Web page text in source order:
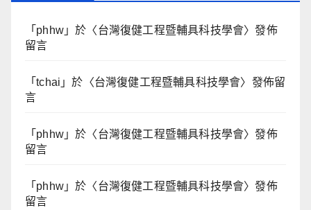
「 phhw 」於〈台灣復健工程暨輔具科技學會〉發佈
留言
「tchai 」於〈台灣復健工程暨輔具科技學會〉發佈留
言
「 phhw 」於〈台灣復健工程暨輔具科技學會〉發佈
留言
「 phhw 」於〈台灣復健工程暨輔具科技學會〉發佈
留言